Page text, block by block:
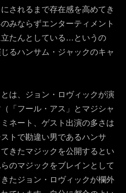
されるまで存在感を高めてき
みならずエンターティメント
たんとしている…というの
るハンサム・ジャックのキャ
は、ジョン・ロヴィックが演
「フール・アス」とマジシャ
ネート、ゲスト出演の多さは
トで勘違い男であるハンサ
きたマジックを公開するとい
のマジックをブレインとして
たジョン・ロヴィックが欄外